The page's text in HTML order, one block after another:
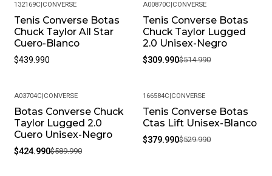
132169C CONVERSE
Tenis Converse Botas
Chuck Taylor All Star
Cuero-Blanco
$439.990
-40%
A00870C CONVERSE
Tenis Converse Botas
Chuck Taylor Lugged
2.0 Unisex-Negro
$309.990$514.990
-28%
A03704C CONVERSE
Botas Converse Chuck
Taylor Lugged 2.0
Cuero Unisex-Negro
$424.990$589.990
-28%
166584C CONVERSE
Tenis Converse Botas
Ctas Lift Unisex-Blanco
$379.990$529.990